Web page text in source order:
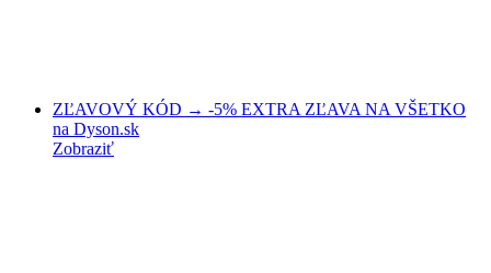
ZĽAVOVÝ KÓD → -5% EXTRA ZĽAVA NA VŠETKO
na Dyson.sk
Zobraziť